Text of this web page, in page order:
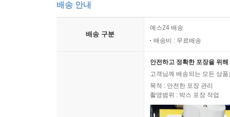
배송 안내
배송 구분
예스24 배송
배송비 : 무료배송
안전하고 정확한 포장을 위
고객님께 배송되는 모든 상
목적 : 안전한 포장 관리
촬영범위 : 박스 포장 작업